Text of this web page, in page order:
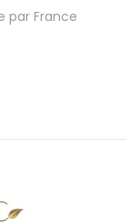
par France